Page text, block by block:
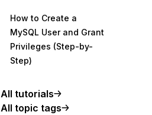
How to Create a
MySQL User and Grant
Privileges (Step-by-
Step)
All tutorials
All topic tags